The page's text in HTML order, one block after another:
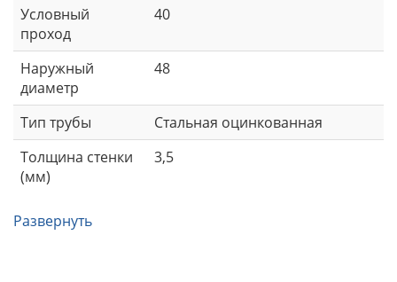
Условный
проход
40
Наружный
диаметр
48
Тип трубы
Стальная оцинкованная
Толщина стенки
(мм)
3,5
Развернуть